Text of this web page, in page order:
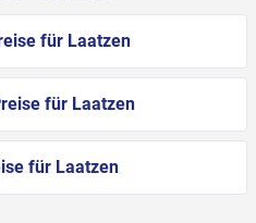
für Laatzen
für Laatzen
für Laatzen